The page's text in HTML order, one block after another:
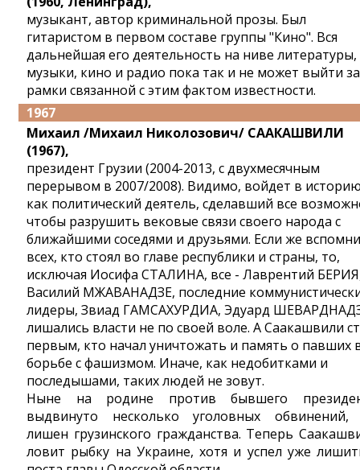
музыкант, автор криминальной прозы. Был
гитаристом в первом составе группы "Кино". Вся
дальнейшая его деятельность на ниве литературы,
музыки, кино и радио пока так и не может выйти за
рамки связанной с этим фактом известности.
1967
Михаил /Михаил Николозович/ СААКАШВИЛИ
(1967),
президент Грузии (2004-2013, с двухмесячным
перерывом в 2007/2008). Видимо, войдет в
как политический деятель, сделавший все
чтобы разрушить вековые связи своего народа с
ближайшими соседями и друзьями. Если же
всех, кто стоял во главе республики и страны, то,
исключая Иосифа СТАЛИНА, все - Лаврентий
Василий МЖАВАНАДЗЕ, последние
лидеры, Звиад ГАМСАХУРДИА, Эдуард
лишались власти не по своей воле. А Саакашвили
первым, кто начал уничтожать и память о павших
борьбе с фашизмом. Иначе, как недобитками и
последышами, таких людей не зовут.
Ныне на родине против бывшего
выдвинуто несколько уголовных
лишен грузинского гражданства. Теперь
ловит рыбку на Украине, хотя и успел уже